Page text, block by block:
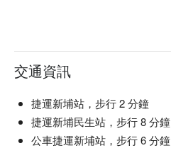
交通資訊
捷運新埔站，步行 2 分鐘
捷運新埔民生站，步行 8 分鐘
公車捷運新埔站，步行 6 分鐘